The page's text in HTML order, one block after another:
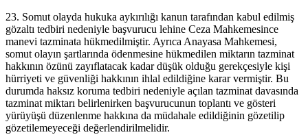
23. Somut olayda hukuka aykırılığı kanun tarafından kabul edilmiş
gözaltı tedbiri nedeniyle başvurucu lehine Ceza Mahkemesince
manevi tazminata hükmedilmiştir. Ayrıca Anayasa Mahkemesi,
somut olayın şartlarında ödenmesine hükmedilen miktarın tazminat
hakkının özünü zayıflatacak kadar düşük olduğu gerekçesiyle kişi
hürriyeti ve güvenliği hakkının ihlal edildiğine karar vermiştir. Bu
durumda haksız koruma tedbiri nedeniyle açılan tazminat davasında
tazminat miktarı belirlenirken başvurucunun toplantı ve gösteri
yürüyüşü düzenlenme hakkına da müdahale edildiğinin gözetilip
gözetilemeyeceği değerlendirilmelidir.